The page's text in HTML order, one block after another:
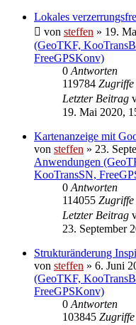
Lokales
von steffen » 19.
(GeoTKF,
FreeGPSKonv)
0 Antworten
119784 Zugriffe
Letzter Beitrag
19. Mai 2020,
Kartenanzeige mit
von steffen » 23.
Anwendungen
KooTransSN,
0 Antworten
114055 Zugriffe
Letzter Beitrag
23. September
Strukturänderung
von steffen » 6. Juni
(GeoTKF,
FreeGPSKonv)
0 Antworten
103845 Zugriffe